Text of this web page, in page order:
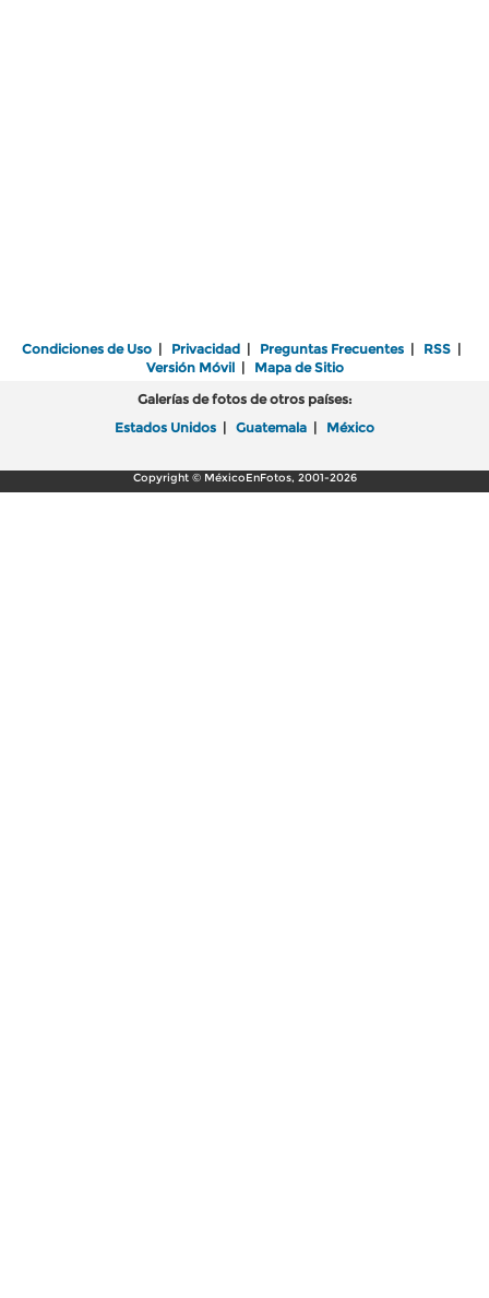
Condiciones de Uso | Privacidad | Preguntas Frecuentes | RSS |
Versión Móvil| Mapa de Sitio
Galerías de fotos de otros países:
Estados Unidos | Guatemala | México
Copyright © MéxicoEnFotos, 2001-2026